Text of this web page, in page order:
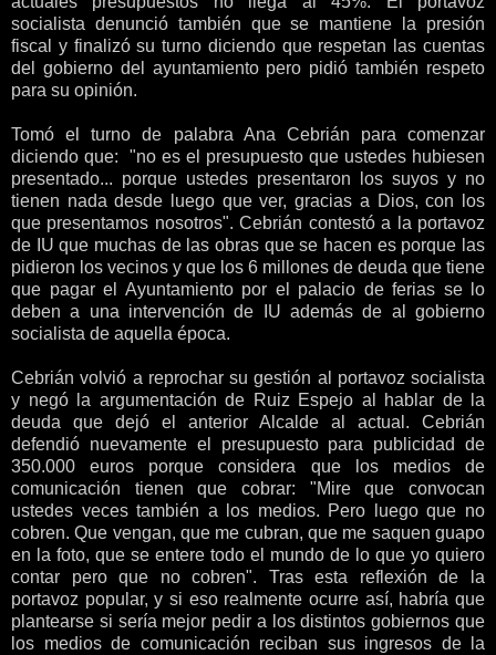
socialista denunció también que se mantiene la presión
fiscal y finalizó su turno diciendo que respetan las cuentas
del gobierno del ayuntamiento pero pidió también respeto
para su opinión.
Tomó el turno de palabra Ana Cebrián para comenzar
diciendo que: "no es el presupuesto que ustedes hubiesen
presentado... porque ustedes presentaron los suyos y no
tienen nada desde luego que ver, gracias a Dios, con los
que presentamos nosotros". Cebrián contestó a la portavoz
de IU que muchas de las obras que se hacen es porque las
pidieron los vecinos y que los 6 millones de deuda que tiene
que pagar el Ayuntamiento por el palacio de ferias se lo
deben a una intervención de IU además de al gobierno
socialista de aquella época.
Cebrián volvió a reprochar su gestión al portavoz socialista
y negó la argumentación de Ruiz Espejo al hablar de la
deuda que dejó el anterior Alcalde al actual. Cebrián
defendió nuevamente el presupuesto para publicidad de
350.000 euros porque considera que los medios de
comunicación tienen que cobrar: "Mire que convocan
ustedes veces también a los medios. Pero luego que no
cobren. Que vengan, que me cubran, que me saquen guapo
en la foto, que se entere todo el mundo de lo que yo quiero
contar pero que no cobren". Tras esta reflexión de la
portavoz popular, y si eso realmente ocurre así, habría que
plantearse si sería mejor pedir a los distintos gobiernos que
los medios de comunicación reciban sus ingresos de la